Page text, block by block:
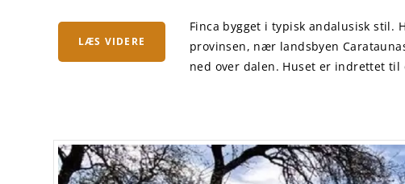
LÆS VIDERE
Finca bygget i typisk andalusisk stil.
provinsen, nær landsbyen
ned over dalen. Huset er indrettet til